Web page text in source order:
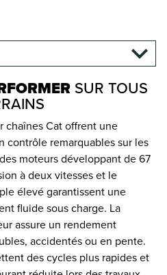
SUR TOUS
chaînes Cat offrent une
contrôle remarquables sur les
moteurs développant de 67
à deux vitesses et le
élevé garantissent une
fluide sous charge. La
assure un rendement
accidentés ou en pente.
des cycles plus rapides et